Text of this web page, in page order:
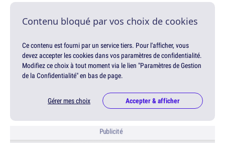
Contenu bloqué par vos choix de cookies
Ce contenu est fourni par un service tiers. Pour l'afficher, vous
devez accepter les cookies dans vos paramètres de confidentialité.
Modifiez ce choix à tout moment via le lien "Paramètres de Gestion
de la Confidentialité" en bas de page.
Gérer mes choix Accepter & afficher
Publicité